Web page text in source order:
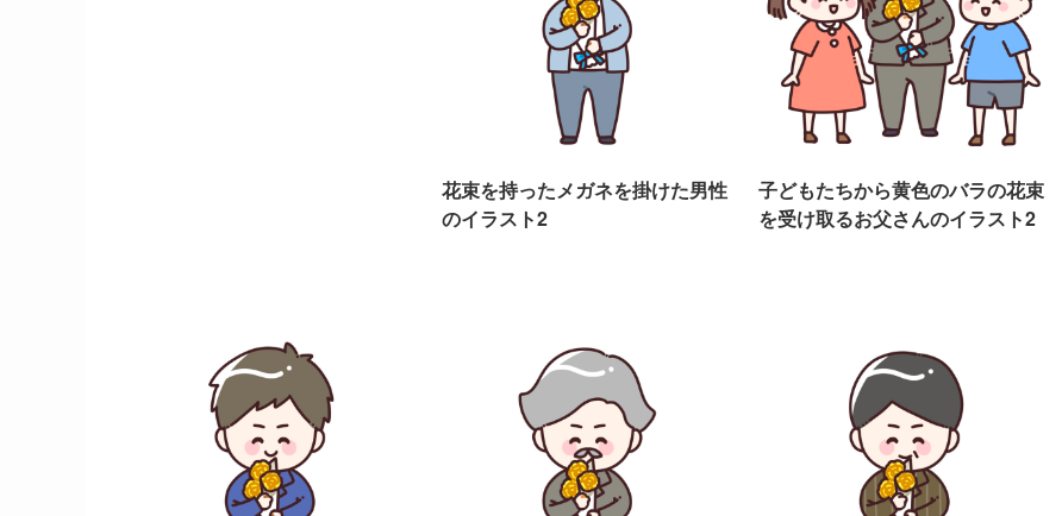
花束を持ったメガネを掛けた男性
のイラスト2
子どもたちから黄色のバラの花束
を受け取るお父さんのイラスト2